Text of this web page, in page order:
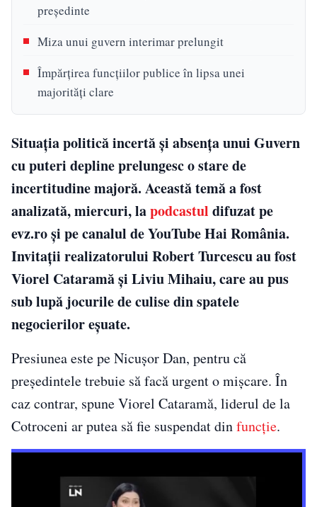
președinte
Miza unui guvern interimar prelungit
Împărțirea funcțiilor publice în lipsa unei
majorități clare
Situația politică incertă și absența unui Guvern
cu puteri depline prelungesc o stare de
incertitudine majoră. Această temă a fost
analizată, miercuri, lapodcastul difuzat pe
evz.ro și pe canalul de YouTube Hai România.
Invitații realizatorului Robert Turcescu au fost
Viorel Cataramă și Liviu Mihaiu, care au pus
sub lupă jocurile de culise din spatele
negocierilor eșuate.
Presiunea este pe Nicușor Dan, pentru că
președintele trebuie să facă urgent o mișcare. În
caz contrar, spune Viorel Cataramă, liderul de la
Cotroceni ar putea să fie suspendat dinfuncție.